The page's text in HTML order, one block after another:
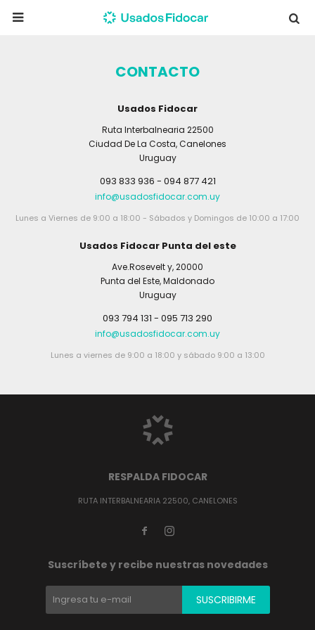

CONTACTO
Usados Fidocar
Ruta Interbalnearia 22500
Ciudad De La Costa,Canelones
Uruguay
093 833 936 - 094 877 421
info@usadosfidocar.com.uy
Lunes a Viernes de 9:00 a 18:00 - Sábados y Domingos de 10:00 a 17:00
Usados Fidocar Punta del este
Ave.Rosevelt y, 20000
Punta del Este,Maldonado
Uruguay
093 794 131 - 095 713 290
info@usadosfidocar.com.uy
Lunes a viernes de 9:00 a 18:00 y sábado 9:00 a 13:00
RESPALDA FIDOCAR
RUTA INTERBALNEARIA 22500, CANELONES
 
Suscríbete y recibe nuestras novedades
SUSCRIBIRME